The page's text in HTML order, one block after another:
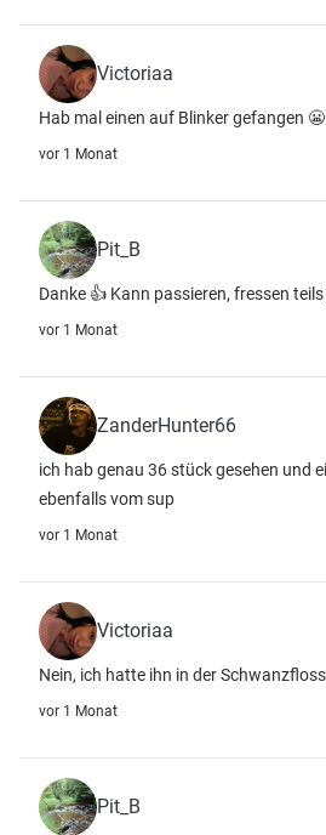
Victoriaa
Hab mal einen auf Blinker gefangen 😬
vor 1 Monat
Pit_B
Danke 👍 Kann passieren, fressen
vor 1 Monat
ZanderHunter66
ich hab genau 36 stück gesehen und
ebenfalls vom sup
vor 1 Monat
Victoriaa
Nein, ich hatte ihn in der
vor 1 Monat
Pit_B